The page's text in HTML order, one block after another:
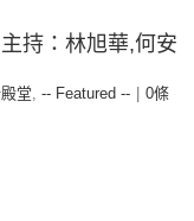
持：林旭華,何安
堂, -- Featured --
0條